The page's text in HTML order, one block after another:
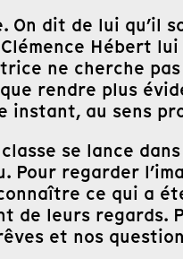
dit de lui qu’il
Hébert
ne cherche
rendre plus
au sens
se lance
Pour regarder
ce qui a
de leurs
et nos